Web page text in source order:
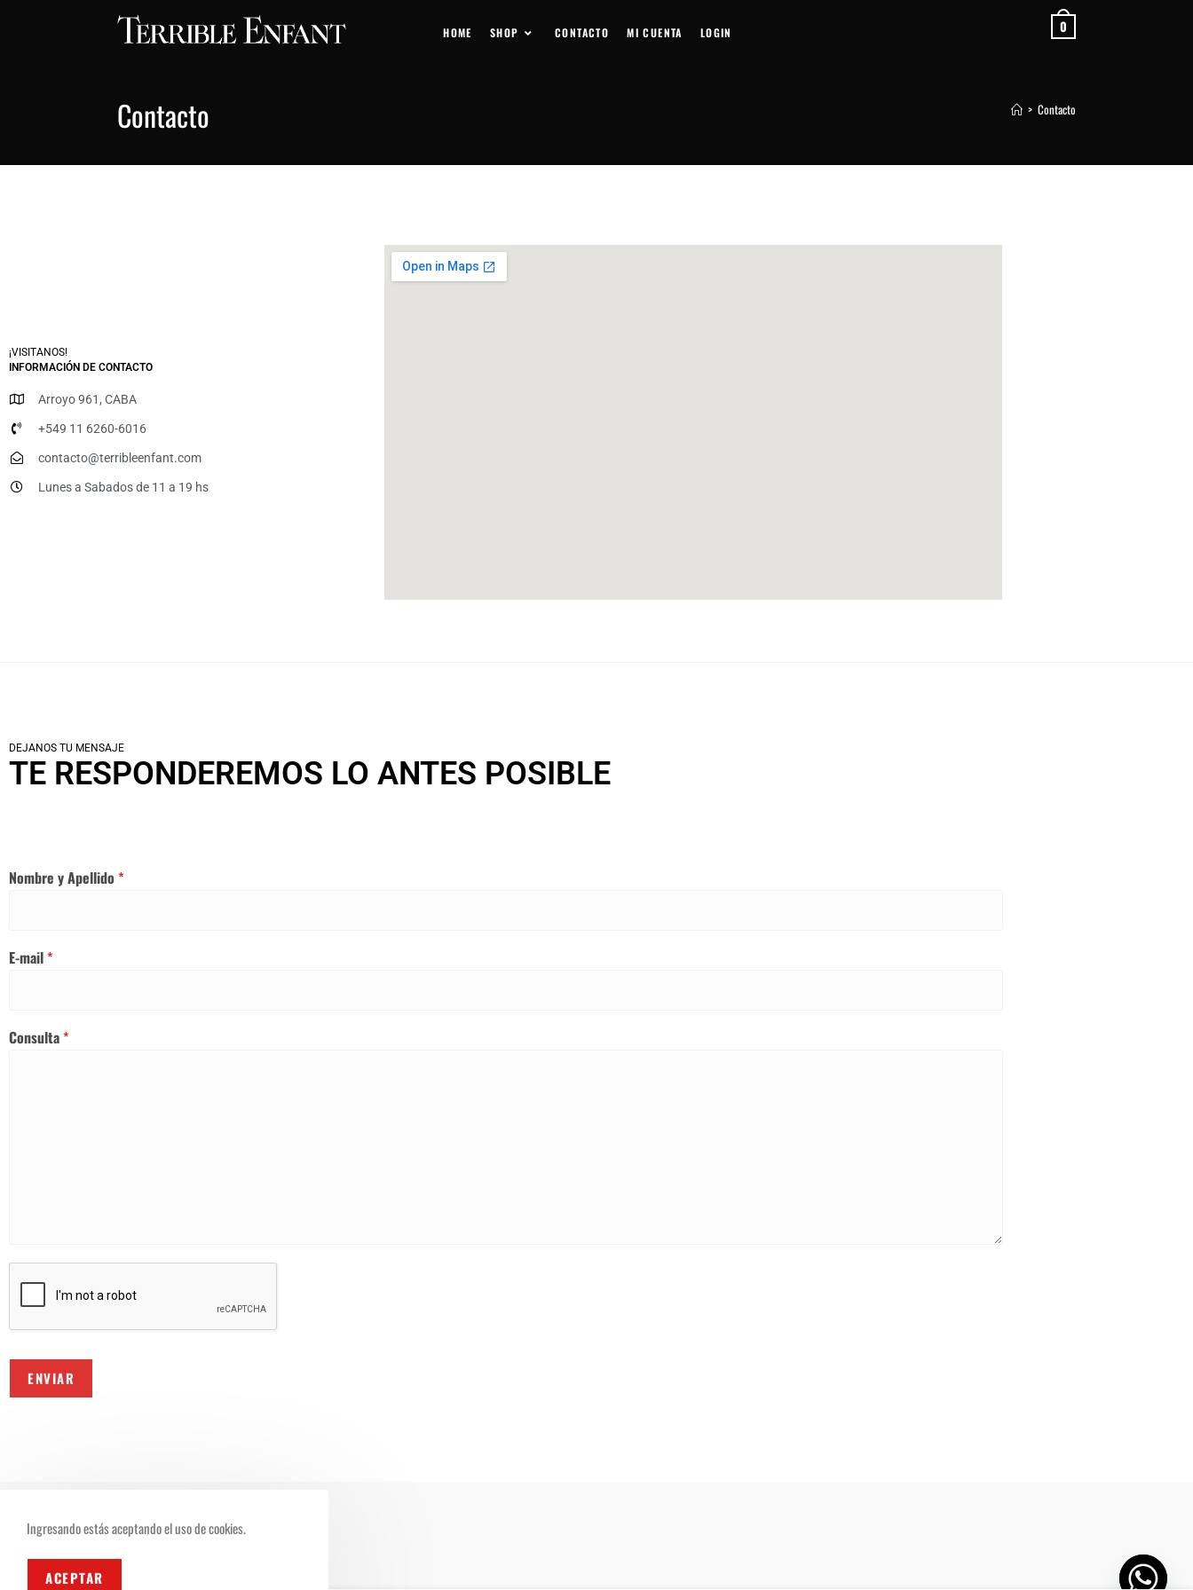
0
HOME SHOP CONTACTO MI CUENTA LOGIN
Contacto > Contacto
¡VISITANOS!
INFORMACIÓN DE CONTACTO
Arroyo 961, CABA
+549 11 6260-6016
contacto@terribleenfant.com
Lunes a Sabados de 11 a 19 hs
DEJANOS TU MENSAJE
TE RESPONDEREMOS LO ANTES POSIBLE
Nombre y Apellido *
E-mail*
Consulta*
ENVIAR
Ingresando estás aceptando el uso de cookies.
ACEPTAR